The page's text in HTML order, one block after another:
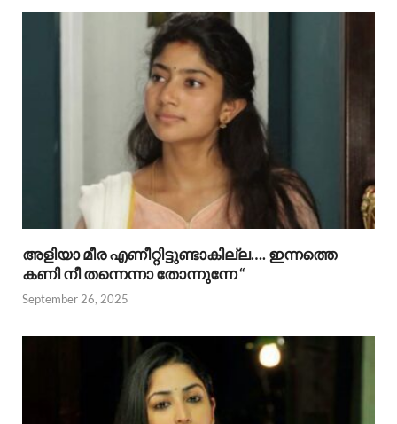
അളിയാ മീര എണീറ്റിട്ടുണ്ടാകില്ല…. ഇന്നത്തെ
കണി നീ തന്നെന്നാ തോന്നുന്നേ “
September 26, 2025